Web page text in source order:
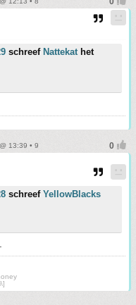
schreef Nattekat het
13:39 • 9
schreef YellowBlacks